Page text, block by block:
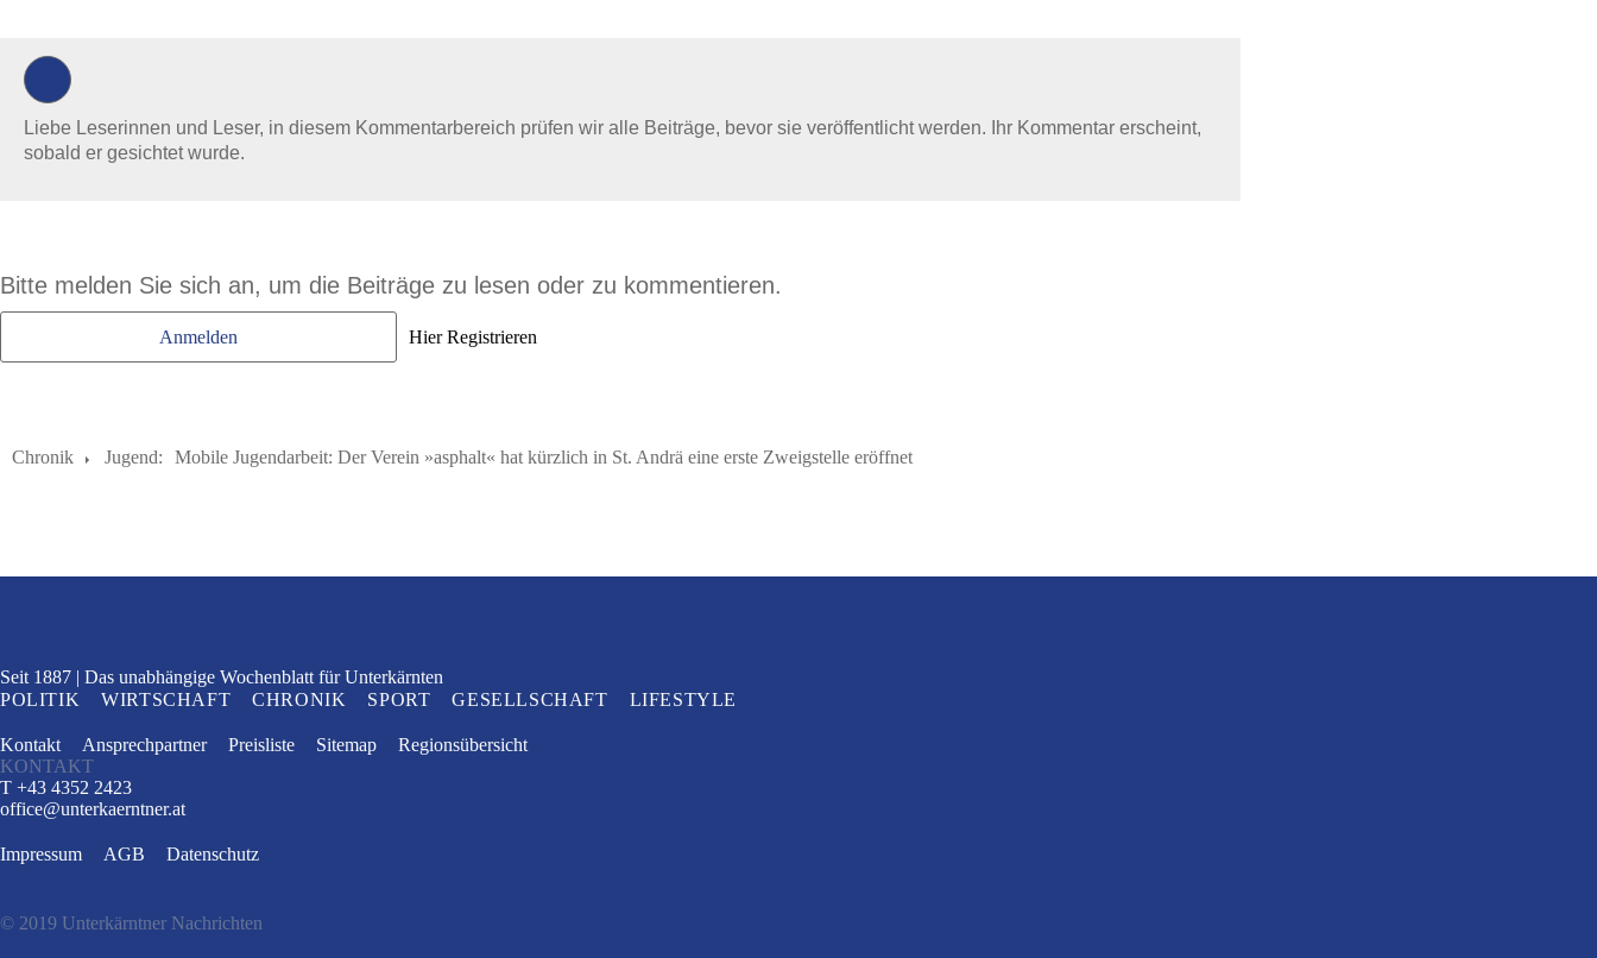
Liebe Leserinnen und Leser, in diesem Kommentarbereich prüfen wir alle Beiträge, bevor sie veröffentlicht werden. Ihr Kommentar erscheint,
sobald er gesichtet wurde.
Bitte melden Sie sich an, um die Beiträge zu lesen oder zu kommentieren.
Anmelden Hier Registrieren
Chronik Jugend: Mobile Jugendarbeit: Der Verein »asphalt« hat kürzlich in St. Andrä eine erste Zweigstelle eröffnet
Seit 1887 Das unabhängige Wochenblatt für Unterkärnten
POLITIK
WIRTSCHAFT CHRONIK SPORT GESELLSCHAFT LIFESTYLE
Kontakt Ansprechpartner Preisliste Sitemap
Regionsübersicht
KONTAKT
T +43 4352 2423
office@unterkaerntner.at
Impressum AGB Datenschutz
© 2019 Unterkärntner Nachrichten